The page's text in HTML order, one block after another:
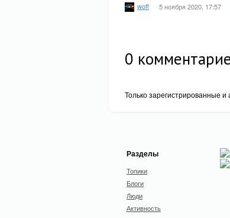
woff 5 ноября 2020, 17:57
0
Только зарегистрированные
Разделы
Топики
Блоги
Люди
Активность